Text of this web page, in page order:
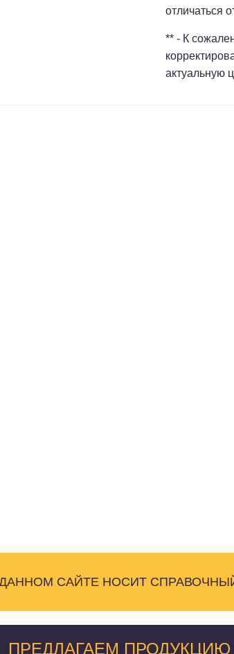
отличаться
** - К
актуальную
САЙТЕ НОСИТ
ПРЕДЛАГАЕМ ПРОДУКЦИЮ